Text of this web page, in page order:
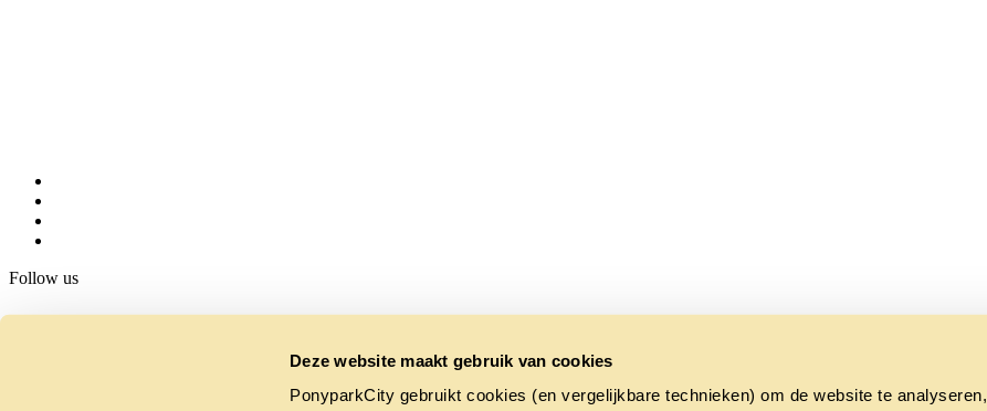
Deze website maakt gebruik van cookies
PonyparkCity gebruikt cookies (en vergelijkbare technieken) om de website te analyseren,
Follow us